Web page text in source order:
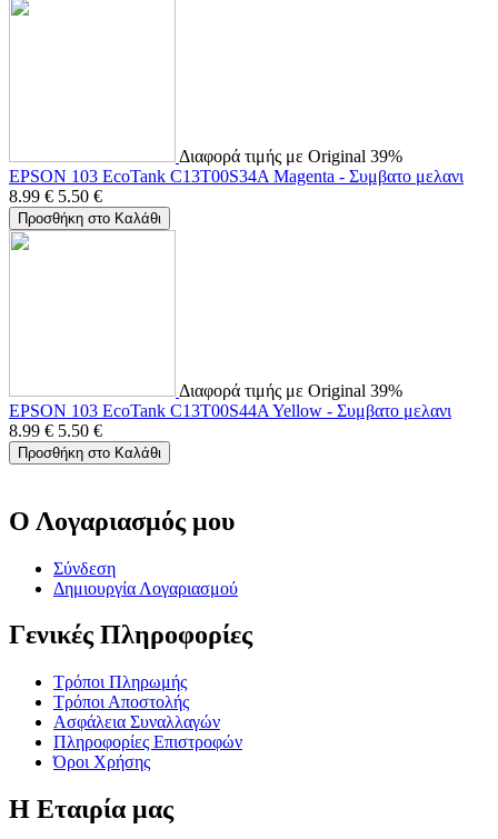
Διαφορά τιμής με Original 39%
EPSON 103 EcoTank C13T00S34A Magenta - Συμβατο μελανι
8.99 € 5.50 €
Προσθήκη στο Καλάθι
Διαφορά τιμής με Original 39%
EPSON 103 EcoTank C13T00S44A Yellow - Συμβατο μελανι
8.99 € 5.50 €
Προσθήκη στο Καλάθι
Ο Λογαριασμός μου
Σύνδεση
Δημιουργία Λογαριασμού
Γενικές Πληροφορίες
Τρόποι Πληρωμής
Τρόποι Αποστολής
Ασφάλεια Συναλλαγών
Πληροφορίες Επιστροφών
Όροι Χρήσης
Η Εταιρία μας